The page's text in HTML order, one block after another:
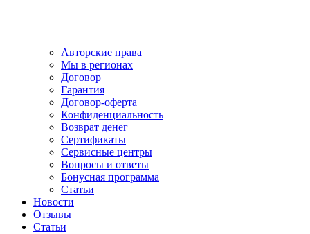
Авторские права
Мы в регионах
Договор
Гарантия
Договор-оферта
Конфиденциальность
Возврат денег
Сертификаты
Сервисные центры
Вопросы и ответы
Бонусная программа
Статьи
Новости
Отзывы
Статьи